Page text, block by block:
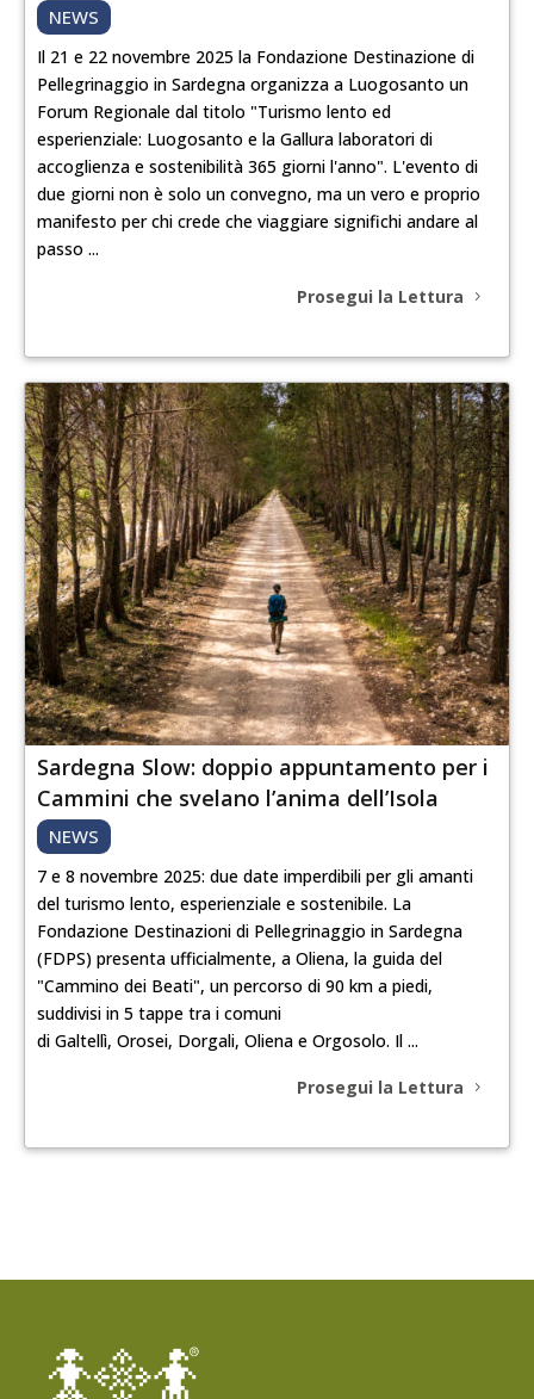
NEWS
Il 21 e 22 novembre 2025 la Fondazione Destinazione di
Pellegrinaggio in Sardegna organizza a Luogosanto un
Forum Regionale dal titolo "Turismo lento ed
esperienziale: Luogosanto e la Gallura laboratori di
accoglienza e sostenibilità 365 giorni l'anno". L'evento di
due giorni non è solo un convegno, ma un vero e proprio
manifesto per chi crede che viaggiare significhi andare al
passo ...
Prosegui la Lettura
Sardegna Slow: doppio appuntamento per i
Cammini che svelano l’anima dell’Isola
NEWS
7 e 8 novembre 2025: due date imperdibili per gli amanti
del turismo lento, esperienziale e sostenibile. La
Fondazione Destinazioni di Pellegrinaggio in Sardegna
(FDPS) presenta ufficialmente, a Oliena, la guida del
"Cammino dei Beati", un percorso di 90 km a piedi,
suddivisi in 5 tappe tra i comuni
di Galtellì, Orosei, Dorgali, Oliena e Orgosolo. Il ...
Prosegui la Lettura